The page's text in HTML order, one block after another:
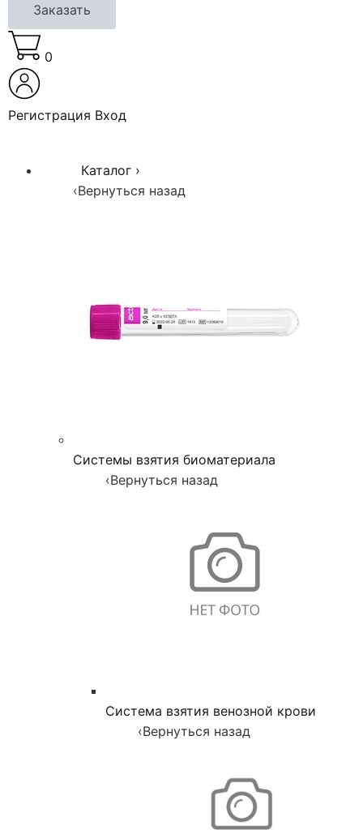
Заказать
0
Регистрация Вход
Каталог ›
‹Вернуться назад
Системы взятия биоматериала
‹Вернуться назад
Система взятия венозной крови
‹Вернуться назад